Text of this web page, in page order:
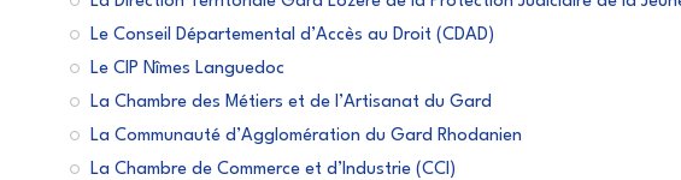
Le Conseil Départemental d’Accès au Droit (CDAD)
Le CIP Nîmes Languedoc
La Chambre des Métiers et de l’Artisanat du Gard
La Communauté d’Agglomération du Gard Rhodanien
La Chambre de Commerce et d’Industrie (CCI)